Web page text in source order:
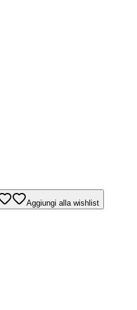
Aggiungi alla wishlist